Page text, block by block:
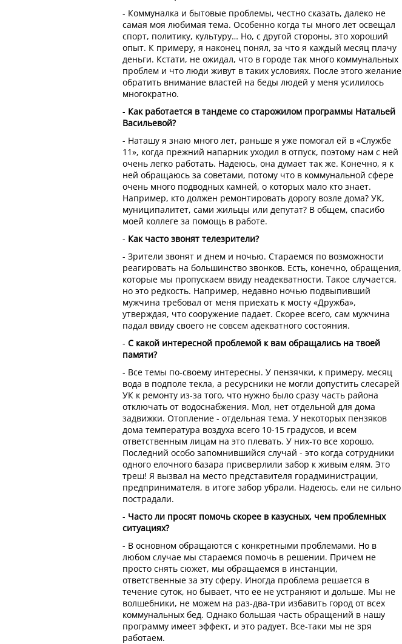
- Коммуналка и бытовые проблемы, честно сказать, далеко не
самая моя любимая тема. Особенно когда ты много лет освещал
спорт, политику, культуру… Но, с другой стороны, это хороший
опыт. К примеру, я наконец понял, за что я каждый месяц плачу
деньги. Кстати, не ожидал, что в городе так много коммунальных
проблем и что люди живут в таких условиях. После этого желание
обратить внимание властей на беды людей у меня усилилось
многократно.
- Как работается в тандеме со старожилом программы Натальей
Васильевой?
- Наташу я знаю много лет, раньше я уже помогал ей в «Службе
11», когда прежний напарник уходил в отпуск, поэтому нам с ней
очень легко работать. Надеюсь, она думает так же. Конечно, я к
ней обращаюсь за советами, потому что в коммунальной сфере
очень много подводных камней, о которых мало кто знает.
Например, кто должен ремонтировать дорогу возле дома? УК,
муниципалитет, сами жильцы или депутат? В общем, спасибо
моей коллеге за помощь в работе.
- Как часто звонят телезрители?
- Зрители звонят и днем и ночью. Стараемся по возможности
реагировать на большинство звонков. Есть, конечно, обращения,
которые мы пропускаем ввиду неадекватности. Такое случается,
но это редкость. Например, недавно ночью подвыпивший
мужчина требовал от меня приехать к мосту «Дружба»,
утверждая, что сооружение падает. Скорее всего, сам мужчина
падал ввиду своего не совсем адекватного состояния.
- С какой интересной проблемой к вам обращались на твоей
памяти?
- Все темы по-своему интересны. У пензячки, к примеру, месяц
вода в подполе текла, а ресурсники не могли допустить слесарей
УК к ремонту из-за того, что нужно было сразу часть района
отключать от водоснабжения. Мол, нет отдельной для дома
задвижки. Отопление - отдельная тема. У некоторых пензяков
дома температура воздуха всего 10-15 градусов, и всем
ответственным лицам на это плевать. У них-то все хорошо.
Последний особо запомнившийся случай - это когда сотрудники
одного елочного базара присверлили забор к живым елям. Это
треш! Я вызвал на место представителя горадминистрации,
предпринимателя, в итоге забор убрали. Надеюсь, ели не сильно
пострадали.
- Часто ли просят помочь скорее в казусных, чем проблемных
ситуациях?
- В основном обращаются с конкретными проблемами. Но в
любом случае мы стараемся помочь в решении. Причем не
просто снять сюжет, мы обращаемся в инстанции,
ответственные за эту сферу. Иногда проблема решается в
течение суток, но бывает, что ее не устраняют и дольше. Мы не
волшебники, не можем на раз-два-три избавить город от всех
коммунальных бед. Однако большая часть обращений в нашу
программу имеет эффект, и это радует. Все-таки мы не зря
работаем.